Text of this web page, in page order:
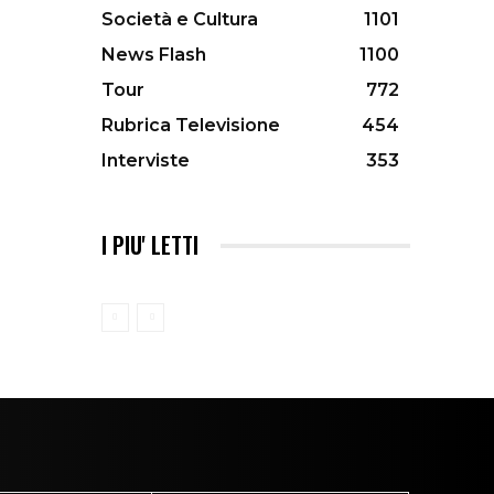
Società e Cultura
1101
News Flash
1100
Tour
772
Rubrica Televisione
454
Interviste
353
I PIU' LETTI